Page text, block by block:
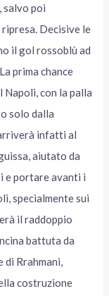
salvo poi
Decisive le
il gol rossoblù ad
prima chance
Napoli, con la palla
solo dalla
infatti al
aiutato da
e portare avanti i
specialmente sui
il raddoppio
battuta da
di Rrahmani,
costruzione